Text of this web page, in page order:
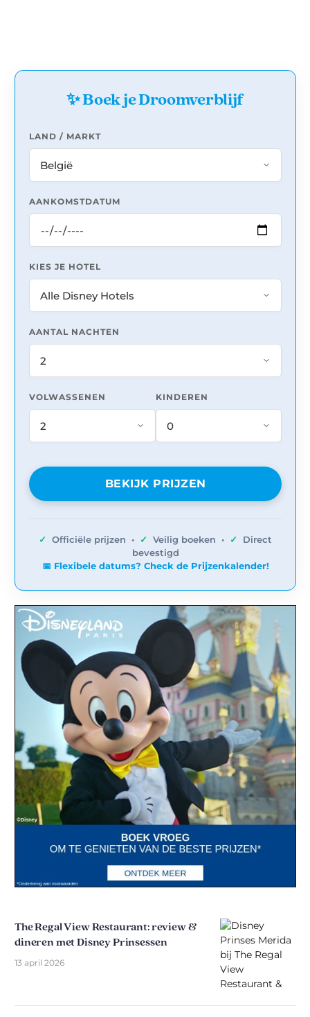
✨ Boek je Droomverblijf
LAND / MARKT
AANKOMSTDATUM
KIES JE HOTEL
AANTAL NACHTEN
VOLWASSENEN KINDEREN
BEKIJK PRIJZEN
✓ Officiële prijzen • ✓ Veilig boeken • ✓
Direct
bevestigd
📅 Flexibele datums? Check de Prijzenkalender!
The Regal View Restaurant: review &
dineren met Disney Prinsessen
13 april 2026